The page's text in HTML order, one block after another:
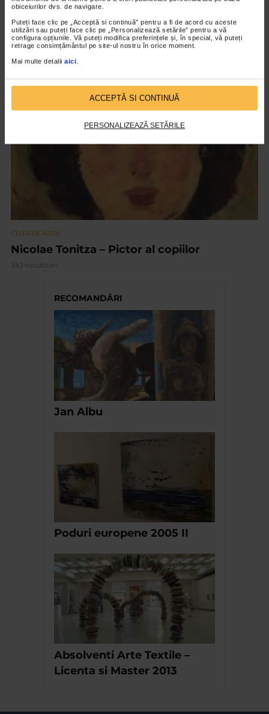
obiceiurilor dvs. de navigare.
Puteți face clic pe „Acceptă si continuă” pentru a fi de acord cu aceste
utilizări sau puteți face clic pe „Personalizează setările” pentru a vă
configura opțiunile. Vă puteți modifica preferințele și, în special, vă puteți
retrage consimțământul pe site-ul nostru în orice moment.
Mai multe detalii aici.
ACCEPTĂ SI CONTINUĂ
PERSONALIZEAZĂ SETĂRILE
ARTS and ARTISTS. Floriama Cândea –
„Invisible Garden #2”
145 vizualizari
CLIPA DE ARTA
Nicolae Tonitza – Pictor al copiilor
163 vizualizari
RECOMANDĂRI
Jan Albu
Poduri europene 2005 II
Absolventi Arte Textile –
Licenta si Master 2013